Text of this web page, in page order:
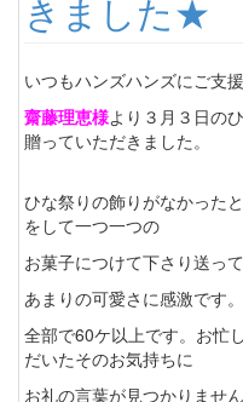
きました★
いつもハンズハンズにご支
齋藤理恵様より３月３日の
贈っていただきました。
ひな祭りの飾りがなかった
をして一つ一つの
お菓子につけて下さり送っ
あまりの可愛さに感激です。
全部で60ケ以上です。お忙
だいたそのお気持ちに
お礼の言葉が見つかりませ